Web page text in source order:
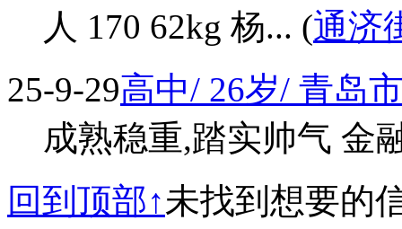
人 170 62kg 杨... (通济
25-9-29高中/ 26岁/ 青岛
成熟稳重,踏实帅气 金
回到顶部↑未找到想要的